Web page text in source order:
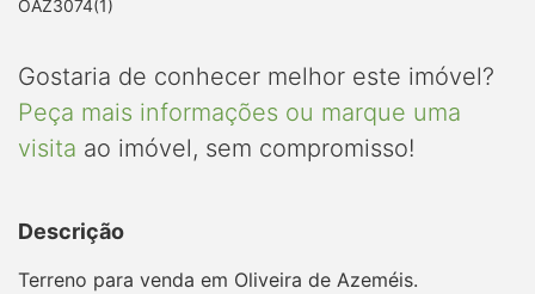
OAZ3074(1)
Gostaria de conhecer melhor este imóvel?
Peça mais informações ou marque uma
visita ao imóvel, sem compromisso!
Descrição
Terreno para venda em Oliveira de Azeméis.